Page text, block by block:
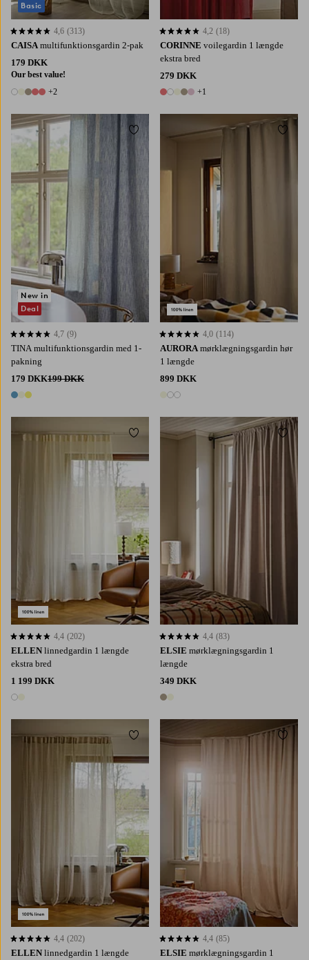
CAISA multifunktionsgardin 2-pak
179 DKK
Our best value!
7 farver
+2
4,6 baseret på 313 bedømmelser
4,6 (313)
Basic
CORINNE voilegardin 1 længde
ekstra bred
279 DKK
6 farver
+1
4,2 baseret på 18 bedømmelser
4,2 (18)
TINA multifunktionsgardin med 1-
pakning
179 DKK199 DKK
3 farver
4,7 baseret på 9 bedømmelser
4,7 (9)
New in
Deal
Tilføj til favoritter
AURORA mørklægningsgardin hør
1 længde
899 DKK
3 farver
4,0 baseret på 114 bedømmelser
4,0 (114)
Tilføj
ELLEN linnedgardin 1 længde
ekstra bred
1 199 DKK
2 farver
4,4 baseret på 202 bedømmelser
4,4 (202)
Tilføj til favoritter
ELSIE mørklægningsgardin 1
længde
349 DKK
2 farver
4,4 baseret på 83 bedømmelser
4,4 (83)
Tilføj
ELLEN linnedgardin 1 længde
4,4 baseret på 202 bedømmelser
4,4 (202)
Tilføj til favoritter
ELSIE mørklægningsgardin 1
4,4 baseret på 85 bedømmelser
4,4 (85)
Tilføj
250300